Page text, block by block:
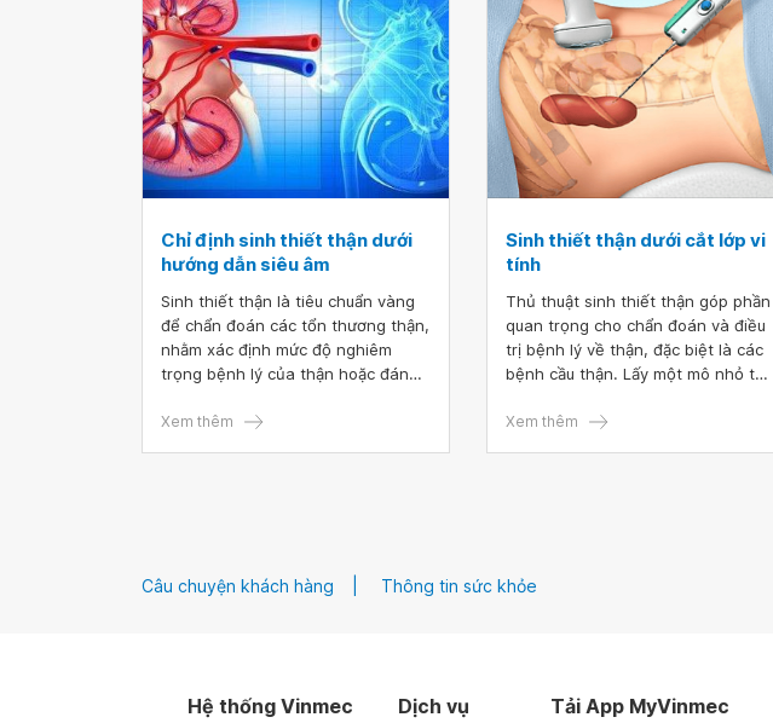
Chỉ định sinh thiết thận dưới
hướng dẫn siêu âm
Sinh thiết thận là tiêu chuẩn vàng
để chẩn đoán các tổn thương thận,
nhằm xác định mức độ nghiêm
trọng bệnh lý của thận hoặc đánh
pháp điều trị. Bệnh nhân có thể
Xem thêm
Sinh thiết thận dưới cắt lớp vi
tính
Thủ thuật sinh thiết thận góp phần
quan trọng cho chẩn đoán và điều
trị bệnh lý về thận, đặc biệt là các
bệnh cầu thận. Lấy một mô nhỏ từ
thương, sự lắng đọng các thành
Xem thêm
Câu chuyện khách hàng Thông tin sức khỏe
Hệ thống Vinmec Dịch vụ Tải App MyVinmec